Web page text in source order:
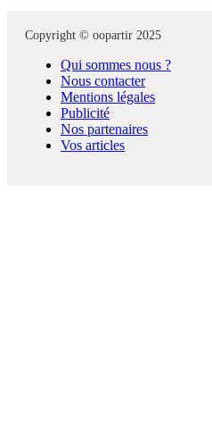
Copyright © oopartir 2025
Qui sommes nous ?
Nous contacter
Mentions légales
Publicité
Nos partenaires
Vos articles